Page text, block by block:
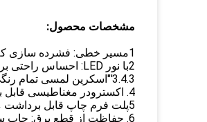
مشخصات محصول:
1مسیر خطی: فشرده سازی کم و دقت بیشتر.
2با نور LED: احساس راحتی برای بررسی روند چاپ.
3.4.3'"اسکرین لمسی تمام رنگی: به اندازه تلفن هوشمند کار کند.
4. اکسترودر مغناطیسی قابل برداشت، آسان تر و کارآمدتر برای تغییر نوزل.
5پلت فرم چاپ قابل برداشت مغناطیسی: آسان تر برای برداشتن مدل بدون آسیب.
6. حفاظت از قطع برق: چاپ سه بعدی را از جایی که آخرین چاپ به دلیل قطع برق متوقف شده است، ادامه دهید.